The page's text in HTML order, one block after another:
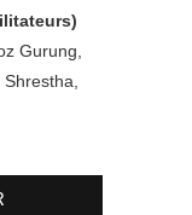
Gurung,